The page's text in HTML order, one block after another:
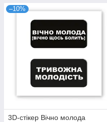
–10%
3D-стікер Вічно молода